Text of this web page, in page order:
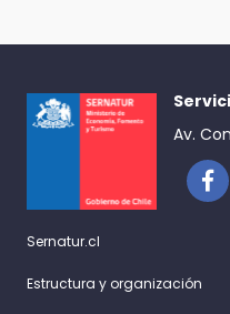
Av.
Sernatur.cl
Estructura y organización